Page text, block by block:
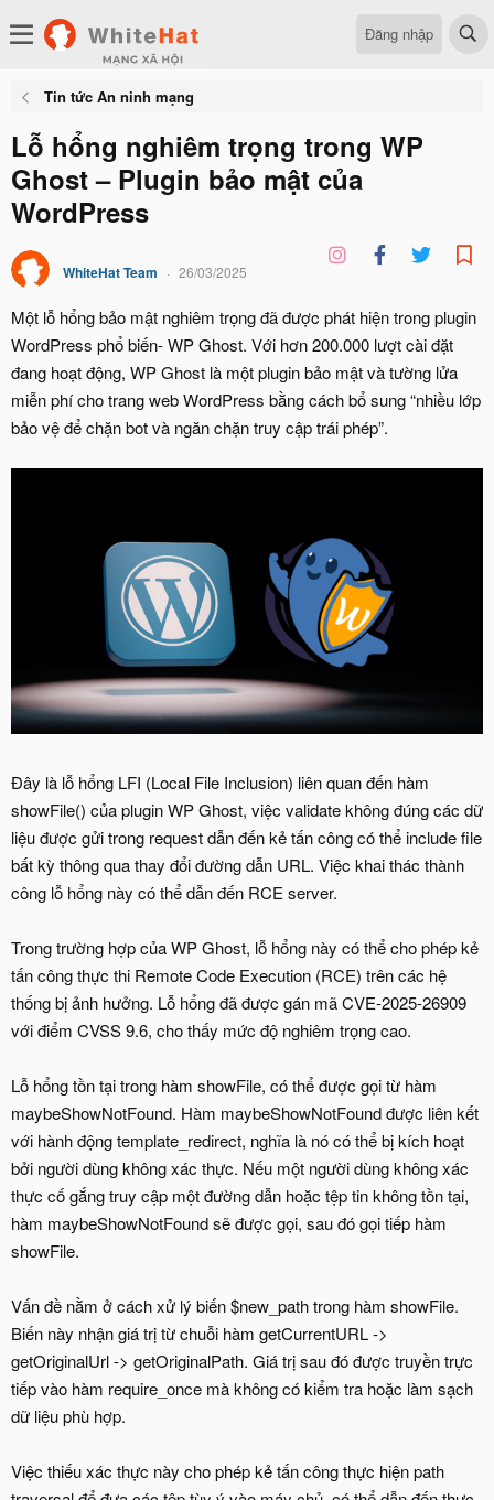
Đăng nhập
Tin tức An ninh mạng
Lỗ hổng nghiêm trọng trong WP
Ghost – Plugin bảo mật của
WordPress
WhiteHat Team 26/03/2025
Một lỗ hổng bảo mật nghiêm trọng đã được phát hiện trong plugin
WordPress phổ biến- WP Ghost. Với hơn 200.000 lượt cài đặt
đang hoạt động, WP Ghost là một plugin bảo mật và tường lửa
miễn phí cho trang web WordPress bằng cách bổ sung “nhiều lớp
bảo vệ để chặn bot và ngăn chặn truy cập trái phép”.
Đây là lỗ hổng LFI (Local File Inclusion) liên quan đến hàm
showFile() của plugin WP Ghost, việc validate không đúng các dữ
liệu được gửi trong request dẫn đến kẻ tấn công có thể include file
bất kỳ thông qua thay đổi đường dẫn URL. Việc khai thác thành
công lỗ hổng này có thể dẫn đến RCE server.
Trong trường hợp của WP Ghost, lỗ hổng này có thể cho phép kẻ
tấn công thực thi Remote Code Execution (RCE) trên các hệ
thống bị ảnh hưởng. Lỗ hổng đã được gán mã CVE-2025-26909
với điểm CVSS 9.6, cho thấy mức độ nghiêm trọng cao.
Lỗ hổng tồn tại trong hàm showFile, có thể được gọi từ hàm
maybeShowNotFound. Hàm maybeShowNotFound được liên kết
với hành động template_redirect, nghĩa là nó có thể bị kích hoạt
bởi người dùng không xác thực. Nếu một người dùng không xác
thực cố gắng truy cập một đường dẫn hoặc tệp tin không tồn tại,
hàm maybeShowNotFound sẽ được gọi, sau đó gọi tiếp hàm
showFile.
Vấn đề nằm ở cách xử lý biến $new_path trong hàm showFile.
Biến này nhận giá trị từ chuỗi hàm getCurrentURL ->
getOriginalUrl -> getOriginalPath. Giá trị sau đó được truyền trực
tiếp vào hàm require_once mà không có kiểm tra hoặc làm sạch
dữ liệu phù hợp.
Việc thiếu xác thực này cho phép kẻ tấn công thực hiện path